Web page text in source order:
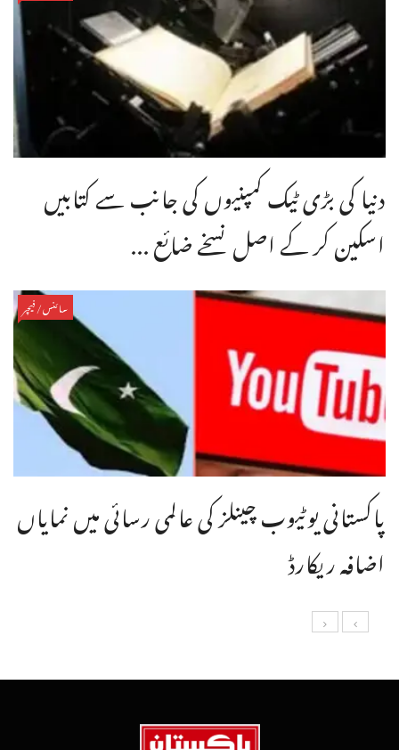
دنیا کی بڑی ٹیک کمپنیوں کی جانب سے کتابیں
اسکین کر کے اصل نسخے ضائع ...
سائنس/فیچر
پاکستانی یوٹیوب چینلز کی عالمی رسائی میں نمایاں
اضافہ ریکارڈ